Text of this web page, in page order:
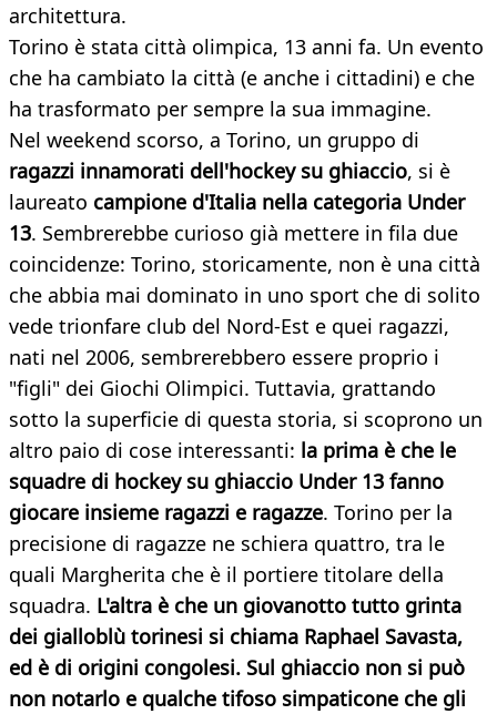
architettura.
Torino è stata città olimpica, 13 anni fa. Un evento
che ha cambiato la città (e anche i cittadini) e che
ha trasformato per sempre la sua immagine.
Nel weekend scorso, a Torino, un gruppo di
ragazzi innamorati dell'hockey su ghiaccio, si è
laureato campione d'Italia nella categoria Under
13. Sembrerebbe curioso già mettere in fila due
coincidenze: Torino, storicamente, non è una città
che abbia mai dominato in uno sport che di solito
vede trionfare club del Nord-Est e quei ragazzi,
nati nel 2006, sembrerebbero essere proprio i
"figli" dei Giochi Olimpici. Tuttavia, grattando
sotto la superficie di questa storia, si scoprono un
altro paio di cose interessanti: la prima è che le
squadre di hockey su ghiaccio Under 13 fanno
giocare insieme ragazzi e ragazze. Torino per la
precisione di ragazze ne schiera quattro, tra le
quali Margherita che è il portiere titolare della
squadra. L'altra è che un giovanotto tutto grinta
dei gialloblù torinesi si chiama Raphael Savasta,
ed è di origini congolesi. Sul ghiaccio non si può
non notarlo e qualche tifoso simpaticone che gli